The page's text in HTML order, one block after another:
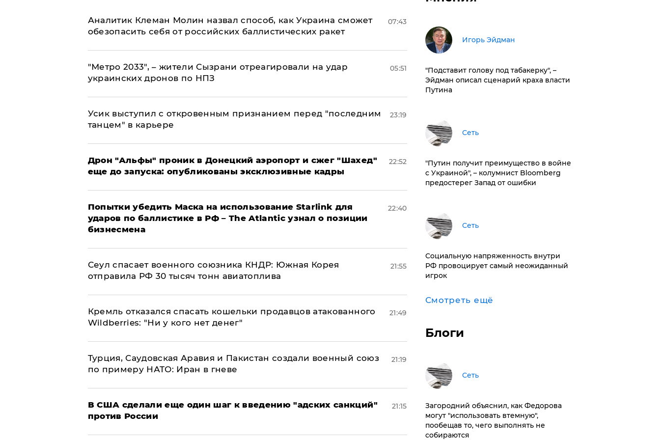
Аналитик Клеман Молин назвал способ, как Украина сможет
обезопасить себя от российских баллистических ракет
07:43
"Метро 2033", – жители Сызрани отреагировали на удар
украинских дронов по НПЗ
05:51
Усик выступил с откровенным признанием перед "последним
танцем" в карьере
23:19
Дрон "Альфы" проник в Донецкий аэропорт и сжег "Шахед"
еще до запуска: опубликованы эксклюзивные кадры
22:52
Попытки убедить Маска на использование Starlink для
ударов по баллистике в РФ – The Atlantic узнал о позиции
бизнесмена
22:40
​Сеул спасает военного союзника КНДР: Южная Корея
отправила РФ 30 тысяч тонн авиатоплива
21:55
Кремль отказался спасать кошельки продавцов атакованного
Wildberries: "Ни у кого нет денег"
21:49
Турция, Саудовская Аравия и Пакистан создали военный союз
по примеру НАТО: Иран в гневе
21:19
В США сделали еще один шаг к введению "адских санкций"
против России
21:15
Игорь Эйдман
​"Подставит голову под табакерку", –
Эйдман описал сценарий краха власти
Путина
Сеть
"Путин получит преимущество в войне
с Украиной", – колумнист Bloomberg
предостерег Запад от ошибки
Сеть
Социальную напряженность внутри
РФ провоцирует самый неожиданный
игрок
Смотреть ещё
Блоги
Сеть
Загородний объяснил, как Федорова
могут "использовать втемную",
пообещав то, чего выполнять не
собираются